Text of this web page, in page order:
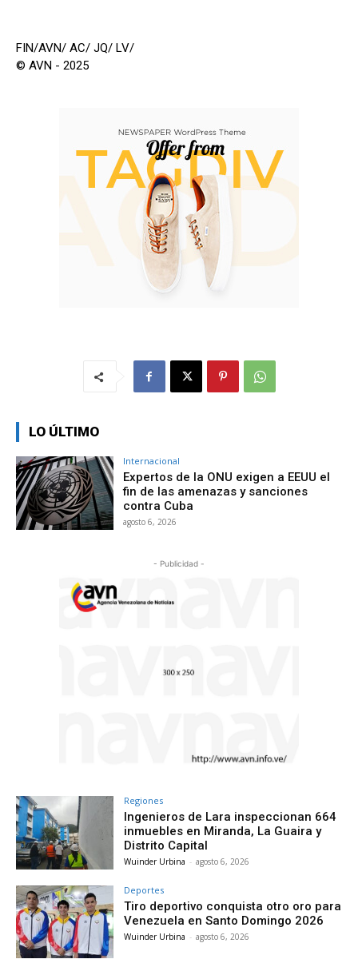
FIN/AVN/ AC/ JQ/ LV/
© AVN - 2025
LO ÚLTIMO
Internacional
Expertos de la ONU exigen a EEUU el
fin de las amenazas y sanciones
contra Cuba
agosto 6, 2026
- Publicidad -
Regiones
Ingenieros de Lara inspeccionan 664
inmuebles en Miranda, La Guaira y
Distrito Capital
Wuinder Urbina - agosto 6, 2026
Deportes
Tiro deportivo conquista otro oro para
Venezuela en Santo Domingo 2026
Wuinder Urbina - agosto 6, 2026